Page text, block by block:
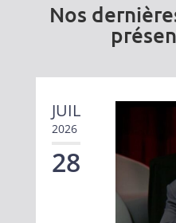
Nos
JUIL
2026
28